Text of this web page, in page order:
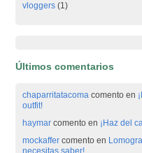
vloggers (1)
Últimos comentarios
chaparritatacoma comento en
outfit!
haymar comento en ¡Haz del
mockaffer comento en
necesitas saber!